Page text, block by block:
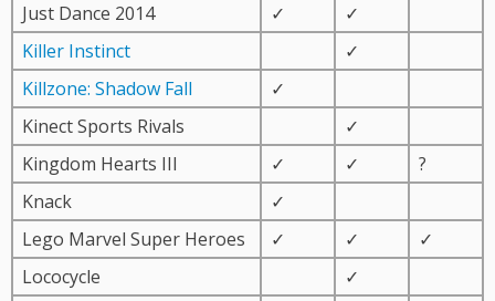
Just Dance 2014
✓
✓
Killer Instinct
✓
Killzone: Shadow Fall
✓
Kinect Sports Rivals
✓
Kingdom Hearts III
✓ ✓
?
Knack
✓
Lego Marvel Super Heroes
✓ ✓
✓
Lococycle
✓